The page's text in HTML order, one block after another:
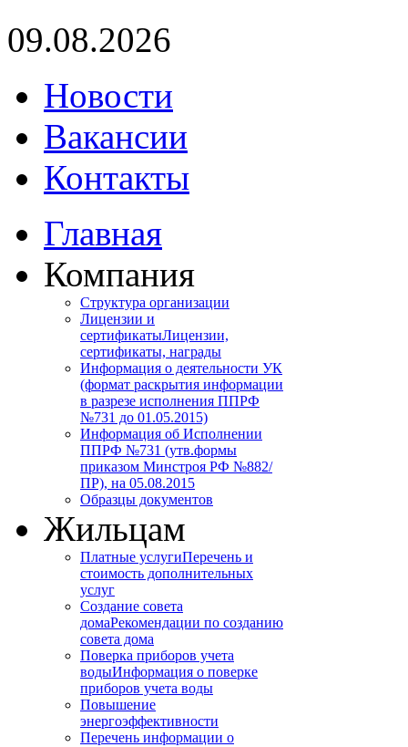
09.08.2026
Новости
Вакансии
Контакты
Главная
Компания
Структура организации
Лицензии и
сертификатыЛицензии,
сертификаты, награды
Информация о деятельности УК
(формат раскрытия информации
в разрезе исполнения ППРФ
№731 до 01.05.2015)
Информация об Исполнении
ППРФ №731 (утв.формы
приказом Минстроя РФ №882/
ПР), на 05.08.2015
Образцы документов
Жильцам
Платные услугиПеречень и
стоимость дополнительных
услуг
Создание совета
домаРекомендации по созданию
совета дома
Поверка приборов учета
водыИнформация о поверке
приборов учета воды
Повышение
энергоэффективности
Перечень информации о